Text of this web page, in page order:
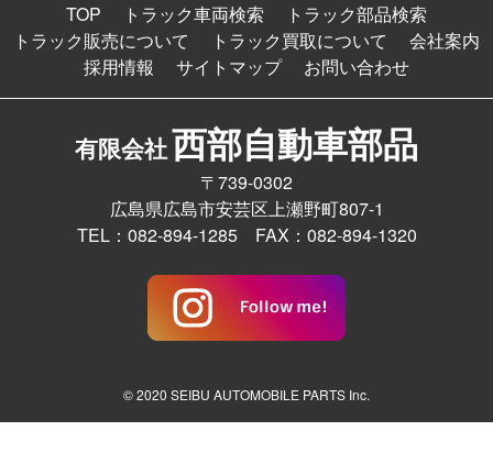
TOP トラック車両検索
トラック部品検索
トラック販売について
トラック買取について
会社案内
採用情報
サイトマップ お問い合わせ
有限会社西部自動車部品
〒739-0302
広島県広島市安芸区上瀬野町807-1
TEL：082-894-1285 FAX：082-894-1320
© 2020 SEIBU AUTOMOBILE PARTS Inc.